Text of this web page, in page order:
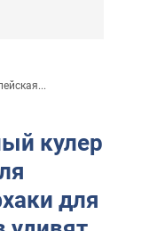
кулер
для